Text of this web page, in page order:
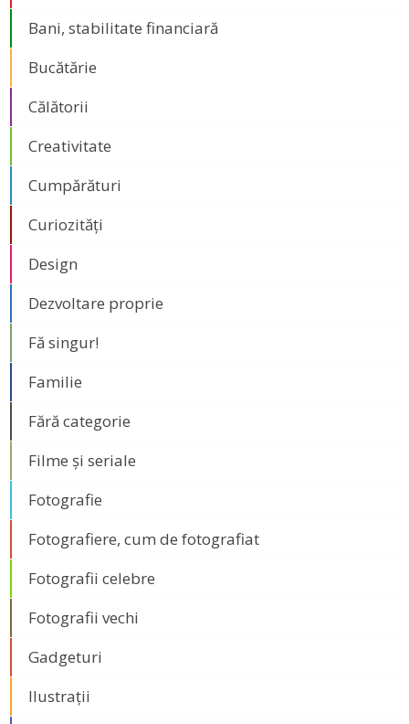
Bani, stabilitate financiară
Bucătărie
Călătorii
Creativitate
Cumpărături
Curiozități
Design
Dezvoltare proprie
Fă singur!
Familie
Fără categorie
Filme și seriale
Fotografie
Fotografiere, cum de fotografiat
Fotografii celebre
Fotografii vechi
Gadgeturi
Ilustrații